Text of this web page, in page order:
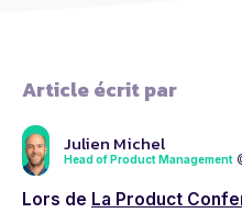
Article écrit par
Julien Michel
Head of Product Management
Lors de La Product